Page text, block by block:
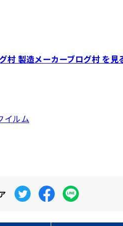
村 製造メーカーブログ村 を見
イルム